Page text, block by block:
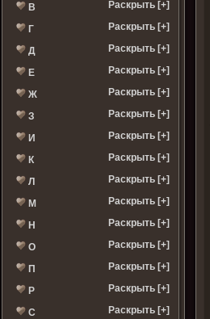
В Раскрыть [+]
Г Раскрыть [+]
Д Раскрыть [+]
Е Раскрыть [+]
Ж Раскрыть [+]
З Раскрыть [+]
И Раскрыть [+]
К Раскрыть [+]
Л Раскрыть [+]
М Раскрыть [+]
Н Раскрыть [+]
О Раскрыть [+]
П Раскрыть [+]
Р Раскрыть [+]
С Раскрыть [+]